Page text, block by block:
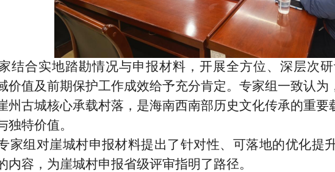
结合实地踏勘情况与申报材料，开展全方位、深层次
价值及前期保护工作成效给予充分肯定。专家组一致认
州古城核心承载村落，是海南西南部历史文化传承的重
独特价值。
家组对崖城村申报材料提出了针对性、可落地的优化提
内容，为崖城村申报省级评审指明了路径。